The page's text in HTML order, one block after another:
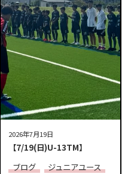
2026年7月19日
【7/19(日)U-13TM】
ブログ
ジュニアユース